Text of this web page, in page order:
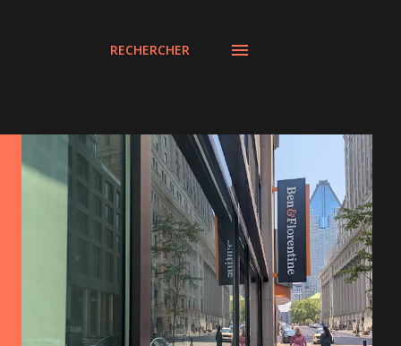
RECHERCHER